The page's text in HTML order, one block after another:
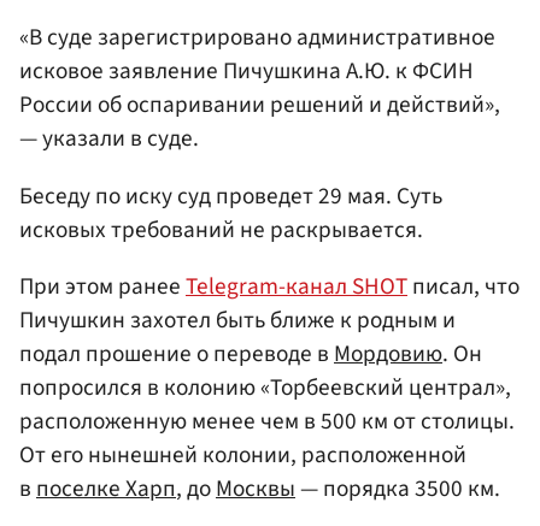
«В суде зарегистрировано административное
исковое заявление Пичушкина А.Ю. к ФСИН
России об оспаривании решений и действий»,
— указали в суде.
Беседу по иску суд проведет 29 мая. Суть
исковых требований не раскрывается.
При этом ранееTelegram-канал SHOTписал, что
Пичушкин захотел быть ближе к родным и
подал прошение о переводе вМордовию. Он
попросился в колонию «Торбеевский централ»,
расположенную менее чем в 500 км от столицы.
От его нынешней колонии, расположенной
впоселке Харп, доМосквы— порядка 3500 км.